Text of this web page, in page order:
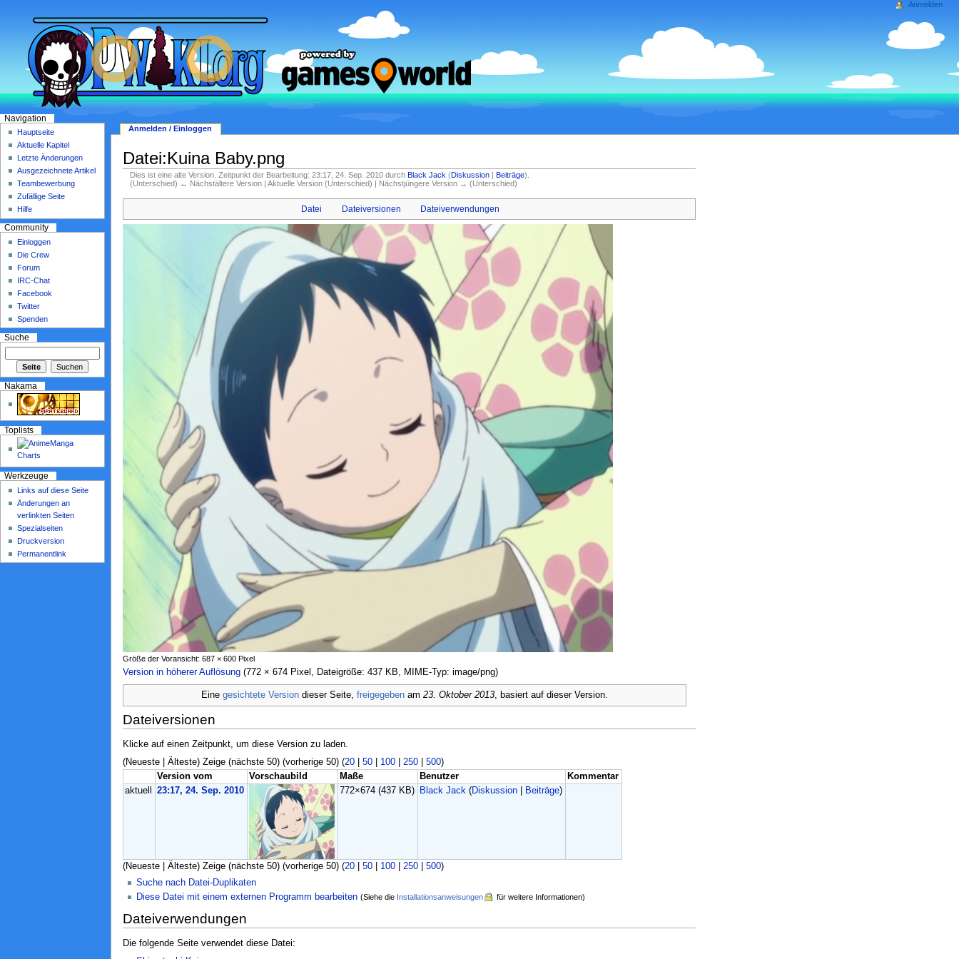
Datei:Kuina Baby.png
Dies ist eine alte Version. Zeitpunkt der Bearbeitung: 23:17, 24. Sep. 2010 durch Black Jack (Diskussion Beiträge)
(Unterschied) ← Nächstältere Version | Aktuelle Version (Unterschied) | Nächstjüngere Version → (Unterschied)
Datei Dateiversionen Dateiverwendungen
Größe der Voransicht: 687 × 600 Pixel
Version in höherer Auflösung‎ (772 × 674 Pixel, Dateigröße: 437 KB, MIME-Typ: image/png)
Eine gesichtete Versiondieser Seite, freigegebenam 23. Oktober 2013, basiert auf dieser Version.
Dateiversionen
Klicke auf einen Zeitpunkt, um diese Version zu laden.
(Neueste | Älteste) Zeige (nächste 50) (vorherige 50) (20| 50| 100| 250| 500)
Version vom
Vorschaubild Maße Benutzer
Kommentar
aktuell
23:17, 24. Sep. 2010 772×674(437 KB) Black Jack (Diskussion Beiträge)
(Neueste | Älteste) Zeige (nächste 50) (vorherige 50) (20| 50| 100| 250| 500)
Suche nach Datei-Duplikaten
Diese Datei mit einem externen Programm bearbeiten (Siehe die Installationsanweisungen für weitere Informationen)
Dateiverwendungen
Die folgende Seite verwendet diese Datei:
Anmelden / Einloggen
Anmelden
Navigation
Hauptseite
Aktuelle Kapitel
Letzte Änderungen
Ausgezeichnete Artikel
Teambewerbung
Zufällige Seite
Hilfe
Community
Einloggen
Die Crew
Forum
IRC-Chat
Facebook
Twitter
Spenden
Suche
Nakama
Toplists
Werkzeuge
Links auf diese Seite
Änderungen an
verlinkten Seiten
Spezialseiten
Druckversion
Permanentlink